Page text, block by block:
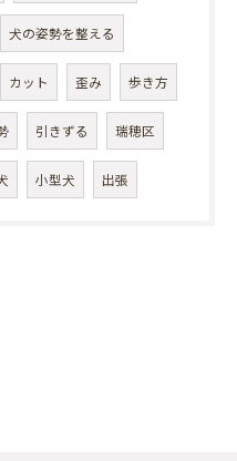
犬の姿勢を整える
カット 歪み 歩き方
引きずる 瑞穂区
小型犬 出張